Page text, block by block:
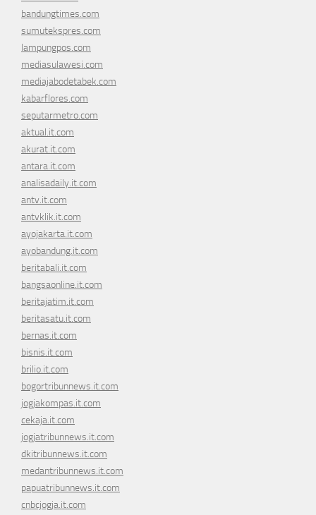
bandungtimes.com
sumutekspres.com
lampungpos.com
mediasulawesi.com
mediajabodetabek.com
kabarflores.com
seputarmetro.com
aktual.it.com
akurat.it.com
antara.it.com
analisadaily.it.com
antv.it.com
antvklik.it.com
ayojakarta.it.com
ayobandung.it.com
beritabali.it.com
bangsaonline.it.com
beritajatim.it.com
beritasatu.it.com
bernas.it.com
bisnis.it.com
brilio.it.com
bogortribunnews.it.com
jogjakompas.it.com
cekaja.it.com
jogjatribunnews.it.com
dkitribunnews.it.com
medantribunnews.it.com
papuatribunnews.it.com
cnbcjogja.it.com